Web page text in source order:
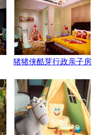
猪猪侠酷芽行政亲子房